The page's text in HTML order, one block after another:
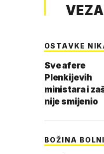
OSTAVKE
Sve afere
Plenkijevih
ministara i
nije smijenio
BOŽINA